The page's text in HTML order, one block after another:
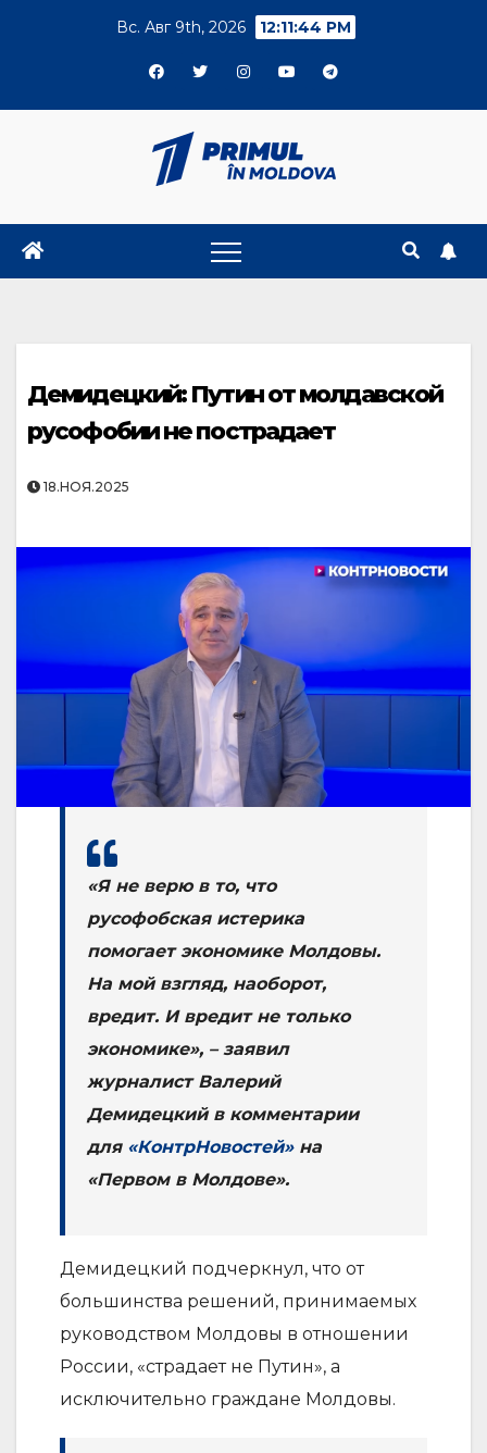
Вс. Авг 9th, 2026 12:11:44 PM
Демидецкий: Путин от молдавской
русофобии не пострадает
18.НОЯ.2025
«Я не верю в то, что
русофобская истерика
помогает экономике Молдовы.
На мой взгляд, наоборот,
вредит. И вредит не только
экономике», – заявил
журналист Валерий
Демидецкий в комментарии
для «КонтрНовостей»на
«Первом в Молдове».
Демидецкий подчеркнул, что от
большинства решений, принимаемых
руководством Молдовы в отношении
России, «страдает не Путин», а
исключительно граждане Молдовы.